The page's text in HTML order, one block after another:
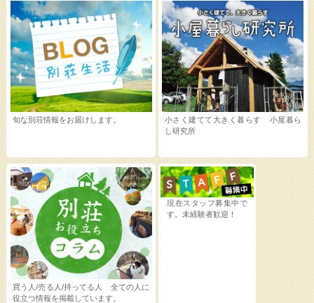
旬な別荘情報をお届けします。
買う人/売る人/持ってる人 全ての人に
役立つ情報を掲載しています。
小さく建てて大きく暮らす 小屋暮ら
し研究所
現在スタッフ募集中で
す。未経験者歓迎！